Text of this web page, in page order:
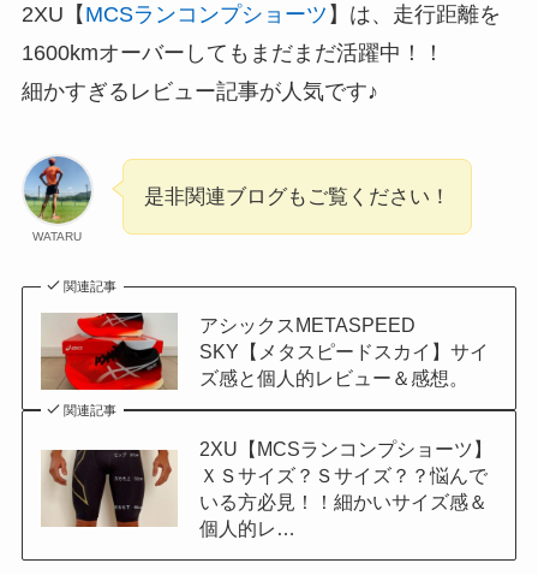
2XU【 MCSランコンプショーツ 】は、走行距離を
1600kmオーバーしてもまだまだ活躍中！！
細かすぎるレビュー記事が人気です♪
WATARU
是非関連ブログもご覧ください！
関連記事
アシックスMETASPEED
SKY【メタスピードスカイ】サイ
ズ感と個人的レビュー＆感想。
関連記事
2XU【MCSランコンプショーツ】
ＸＳサイズ？Ｓサイズ？？悩んで
いる方必見！！細かいサイズ感＆
個人的レ…